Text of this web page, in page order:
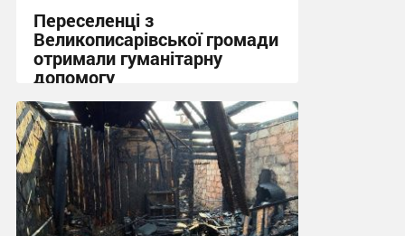
Переселенці з
Великописарівської громади
отримали гуманітарну
допомогу
14:53 вчора